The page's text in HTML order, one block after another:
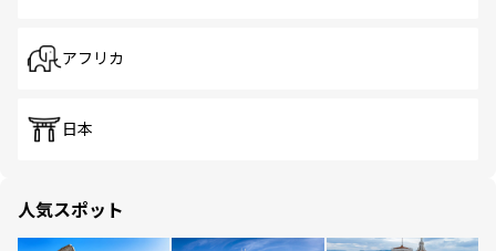
アフリカ
日本
人気スポット